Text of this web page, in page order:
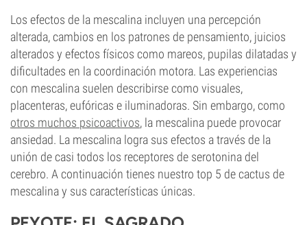
Los efectos de la mescalina incluyen una percepción
alterada, cambios en los patrones de pensamiento, juicios
alterados y efectos físicos como mareos, pupilas dilatadas y
dificultades en la coordinación motora. Las experiencias
con mescalina suelen describirse como visuales,
placenteras, eufóricas e iluminadoras. Sin embargo, como
otros muchos psicoactivos, la mescalina puede provocar
ansiedad. La mescalina logra sus efectos a través de la
unión de casi todos los receptores de serotonina del
cerebro. A continuación tienes nuestro top 5 de cactus de
mescalina y sus características únicas.